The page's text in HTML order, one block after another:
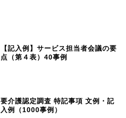
【記入例】サービス担当者会議の要
点（第４表）40事例
要介護認定調査 特記事項 文例・記
入例（1000事例）